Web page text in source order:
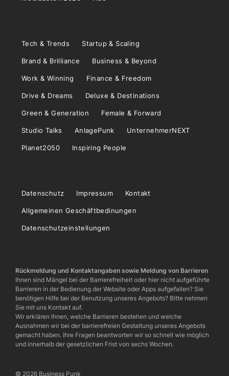
Tech & Trends Startup & Scaling
Brand & Brilliance Business & Beyond
Work & Winning Finance & Freedom
Drive & Dreams Deluxe & Destinations
Green & Generation Female & Forward
Studio Talks AnlagePunk UnternehmerNEXT
Planet2050 Inspiring People
Datenschutz Impressum Kontakt
Allgemeinen Geschäftbedinungen
Datenschutzeinstellungen
Rückmeldung und Kontaktangaben sowie Meldung von Barrieren
Ihnen sind Mängel bei der Barrierefreiheit oder hier nicht aufgeführte
Barrieren in der Bedienung der Website oder Apps aufgefallen? Sie
benötigen Hilfe bei der Benutzung unseres Angebots? Bitte nehmen
Sie mit uns Kontakt auf.
Wir erklären Ihnen, welche Barrieren bestehen und welche
Ausnahmen wir bei der barrierefreien Gestaltung unseres Angebots
gemacht haben. Ihre Fragen beantworten wir so schnell wie möglich
und innerhalb der gesetzlichen Frist von sechs Wochen.
© 2026 Business Punk